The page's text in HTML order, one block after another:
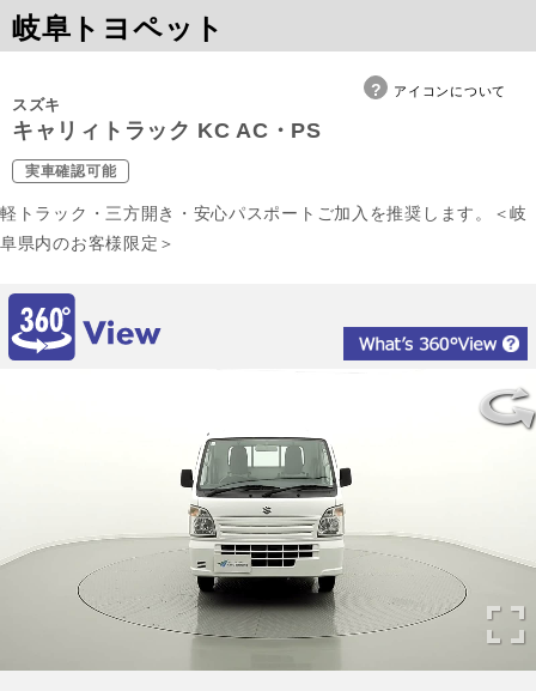
岐阜トヨペット
アイコンについて
スズキ
キャリィトラック KC AC・PS
実車確認可能
軽トラック・三方開き・安心パスポートご加入を推奨します。＜岐
阜県内のお客様限定＞